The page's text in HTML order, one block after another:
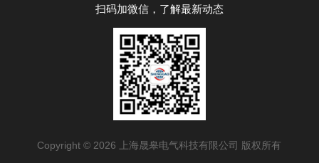
扫码加微信，了解最新动态
Copyright © 2026 上海晟皋电气科技有限公司 版权所有